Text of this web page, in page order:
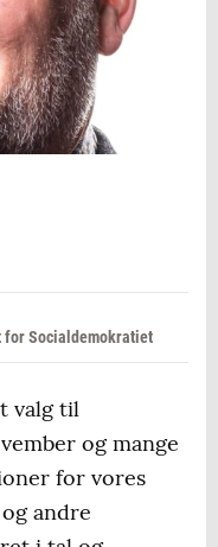
for Socialdemokratiet
valg til
og mange
for vores
andre